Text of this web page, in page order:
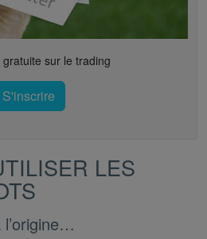
gratuite sur le trading
S'inscrire
LES